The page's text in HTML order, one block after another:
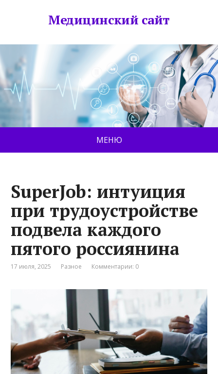
Медицинский сайт
МЕНЮ
SuperJob: интуиция
при трудоустройстве
подвела каждого
пятого россиянина
17 июля, 2025 Разное Комментарии: 0